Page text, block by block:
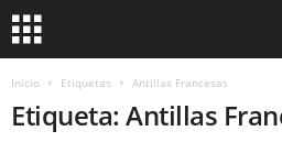
Inicio Etiquetas Antillas Francesas
Etiqueta: Antillas